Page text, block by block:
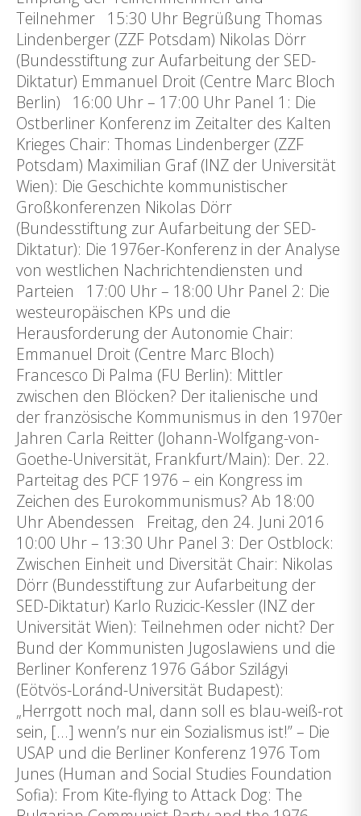
Teilnehmer 15:30 Uhr Begrüßung Thomas
Lindenberger (ZZF Potsdam) Nikolas Dörr
(Bundesstiftung zur Aufarbeitung der SED-
Diktatur) Emmanuel Droit (Centre Marc Bloch
Berlin) 16:00 Uhr – 17:00 Uhr Panel 1: Die
Ostberliner Konferenz im Zeitalter des Kalten
Krieges Chair: Thomas Lindenberger (ZZF
Potsdam) Maximilian Graf (INZ der Universität
Wien): Die Geschichte kommunistischer
Großkonferenzen Nikolas Dörr
(Bundesstiftung zur Aufarbeitung der SED-
Diktatur): Die 1976er-Konferenz in der Analyse
von westlichen Nachrichtendiensten und
Parteien 17:00 Uhr – 18:00 Uhr Panel 2: Die
westeuropäischen KPs und die
Herausforderung der Autonomie Chair:
Emmanuel Droit (Centre Marc Bloch)
Francesco Di Palma (FU Berlin): Mittler
zwischen den Blöcken? Der italienische und
der französische Kommunismus in den 1970er
Jahren Carla Reitter (Johann-Wolfgang-von-
Goethe-Universität, Frankfurt/Main): Der. 22.
Parteitag des PCF 1976 – ein Kongress im
Zeichen des Eurokommunismus? Ab 18:00
Uhr Abendessen Freitag, den 24. Juni 2016
10:00 Uhr – 13:30 Uhr Panel 3: Der Ostblock:
Zwischen Einheit und Diversität Chair: Nikolas
Dörr (Bundesstiftung zur Aufarbeitung der
SED-Diktatur) Karlo Ruzicic-Kessler (INZ der
Universität Wien): Teilnehmen oder nicht? Der
Bund der Kommunisten Jugoslawiens und die
Berliner Konferenz 1976 Gábor Szilágyi
(Eötvös-Loránd-Universität Budapest):
„Herrgott noch mal, dann soll es blau-weiß-rot
sein, […] wenn’s nur ein Sozialismus ist!” – Die
USAP und die Berliner Konferenz 1976 Tom
Junes (Human and Social Studies Foundation
Sofia): From Kite-flying to Attack Dog: The